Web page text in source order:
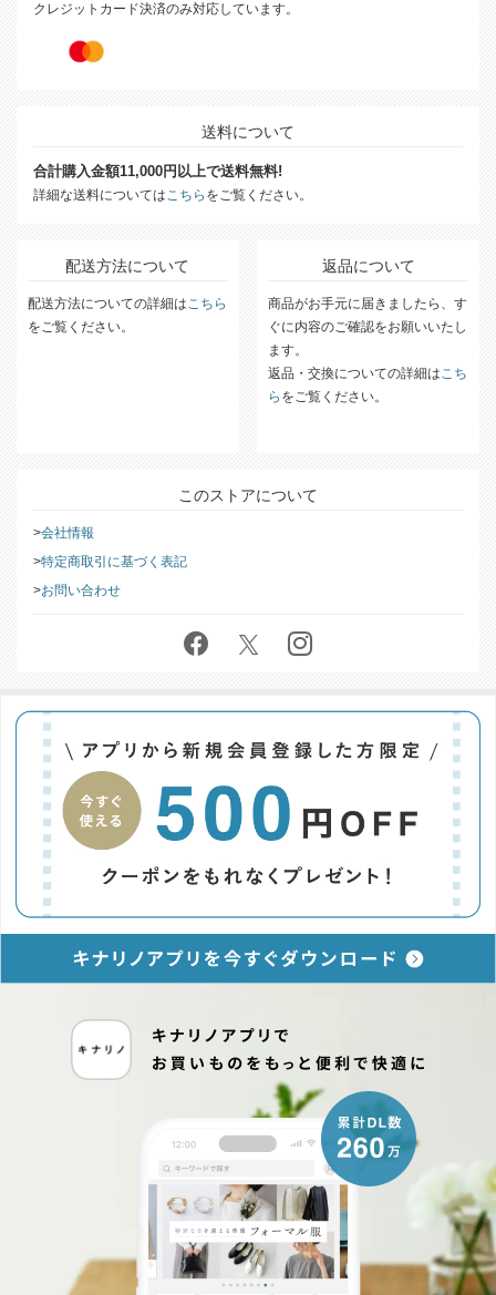
クレジットカード決済のみ対応しています。
送料について
合計購入金額11,000円以上で送料無料!
詳細な送料についてはこちら をご覧ください。
配送方法について
配送方法についての詳細はこちら
をご覧ください。
返品について
商品がお手元に届きましたら、す
ぐに内容のご確認をお願いいたし
ます。
返品・交換についての詳細はこち
ら をご覧ください。
このストアについて
会社情報
特定商取引に基づく表記
お問い合わせ